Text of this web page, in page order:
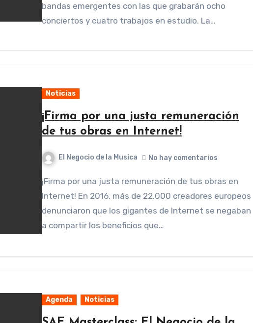
bandas emergentes con las que grabarán ocho
conciertos y cuatro trabajos en estudio. La…
Noticias
¡Firma por una justa remuneración
de tus obras en Internet!
El Negocio de la Musica No hay comentarios
¡Firma por una justa remuneración de tus obras en
Internet! En 2016, más de 22.000 creadores europeos
denunciaron que los gigantes de Internet se negaban
a compartir los beneficios que…
Agenda Noticias